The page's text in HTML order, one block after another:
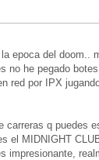
epoca del doom..
no he pegado
red por IPX
carreras q puedes
el MIDNIGHT
impresionante,